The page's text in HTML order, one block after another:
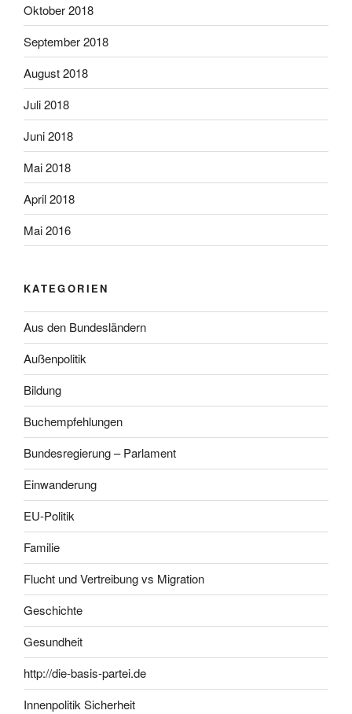
Oktober 2018
September 2018
August 2018
Juli 2018
Juni 2018
Mai 2018
April 2018
Mai 2016
KATEGORIEN
Aus den Bundesländern
Außenpolitik
Bildung
Buchempfehlungen
Bundesregierung – Parlament
Einwanderung
EU-Politik
Familie
Flucht und Vertreibung vs Migration
Geschichte
Gesundheit
http://die-basis-partei.de
Innenpolitik Sicherheit